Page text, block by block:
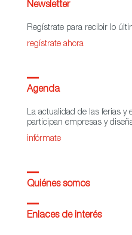
Newsletter
Regístrate para recibir lo
regístrate ahora
Agenda
La actualidad de las ferias y
participan empresas y
infórmate
Quiénes somos
Enlaces de interés